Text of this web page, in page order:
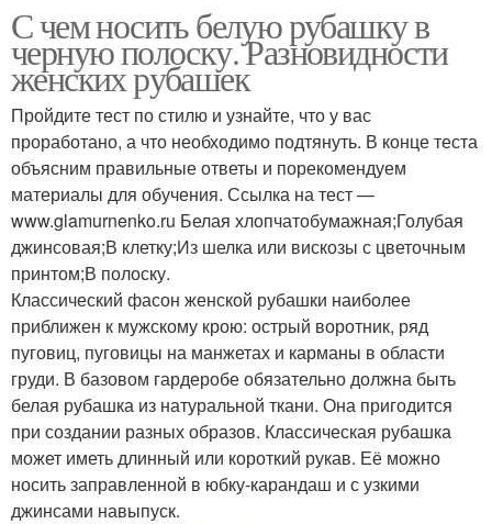
С чем носить белую рубашку в
черную полоску. Разновидности
женских рубашек
Пройдите тест по стилю и узнайте, что у вас
проработано, а что необходимо подтянуть. В конце теста
объясним правильные ответы и порекомендуем
материалы для обучения. Ссылка на тест —
www.glamurnenko.ru Белая хлопчатобумажная;Голубая
джинсовая;В клетку;Из шелка или вискозы с цветочным
принтом;В полоску.
Классический фасон женской рубашки наиболее
приближен к мужскому крою: острый воротник, ряд
пуговиц, пуговицы на манжетах и карманы в области
груди. В базовом гардеробе обязательно должна быть
белая рубашка из натуральной ткани. Она пригодится
при создании разных образов. Классическая рубашка
может иметь длинный или короткий рукав. Её можно
носить заправленной в юбку-карандаш и с узкими
джинсами навыпуск.